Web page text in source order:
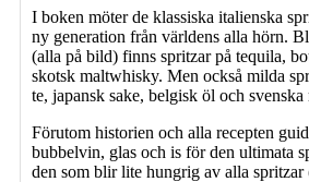
I boken möter de klassiska italienska
ny generation från världens alla hörn.
(alla på bild) finns spritzar på tequila,
skotsk maltwhisky. Men också milda
te, japansk sake, belgisk öl och svenska
Förutom historien och alla recepten
bubbelvin, glas och is för den ultimata
den som blir lite hungrig av alla spritzar